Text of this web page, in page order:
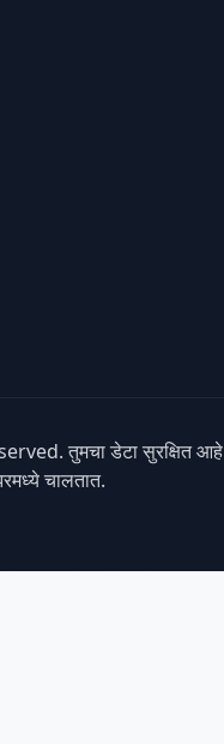
तुमचा डेटा सुरक्षित आहे
चालतात.